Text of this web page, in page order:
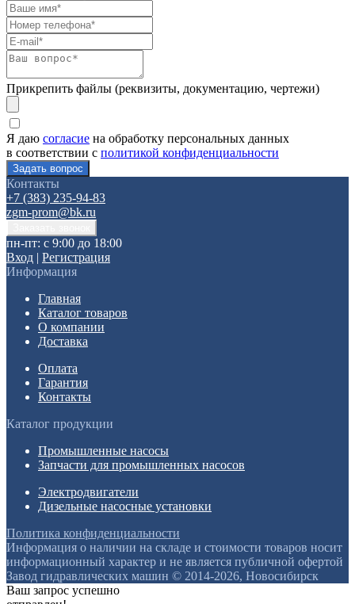
Прикрепить файлы (реквизиты, документацию, чертежи)
Я даю согласие на обработку персональных данных
в соответствии с политикой конфиденциальности
Контакты
+7 (383) 235-94-83
zgm-prom@bk.ru
пн-пт: с 9:00 до 18:00
Вход | Регистрация
Информация
Главная
Каталог товаров
О компании
Доставка
Оплата
Гарантия
Контакты
Каталог продукции
Промышленные насосы
Запчасти для промышленных насосов
Электродвигатели
Дизельные насосные установки
Политика конфиденциальности
Информация о наличии на складе и стоимости товаров носит
информационный характер и не является публичной офертой
Завод гидравлических машин © 2014-2026, Новосибирск
Ваш запрос успешно